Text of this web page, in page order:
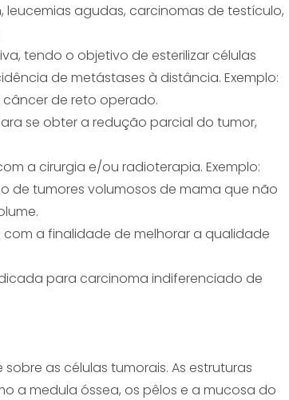
agudas, carcinomas de testículo,
tendo o objetivo de esterilizar células
de metástases à distância. Exemplo:
de reto operado.
se obter a redução parcial do tumor,
a cirurgia e/ou radioterapia. Exemplo:
de tumores volumosos de mama que não
a finalidade de melhorar a qualidade
para carcinoma indiferenciado de
as células tumorais. As estruturas
a medula óssea, os pêlos e a mucosa do